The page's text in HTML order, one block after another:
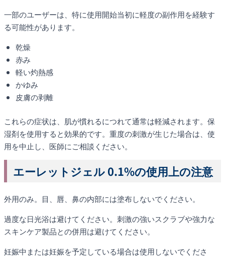
一部のユーザーは、特に使用開始当初に軽度の副作用を経験す
る可能性があります。
乾燥
赤み
軽い灼熱感
かゆみ
皮膚の剥離
これらの症状は、肌が慣れるにつれて通常は軽減されます。保
湿剤を使用すると効果的です。重度の刺激が生じた場合は、使
用を中止し、医師にご相談ください。
エーレットジェル 0.1%の使用上の注意
外用のみ。目、唇、鼻の内部には塗布しないでください。
過度な日光浴は避けてください。刺激の強いスクラブや強力な
スキンケア製品との併用は避けてください。
妊娠中または妊娠を予定している場合は使用しないでくださ